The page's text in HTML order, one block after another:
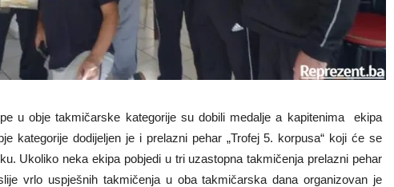
u obje takmičarske kategorije su dobili medalje a kapitenima ekipa
kategorije dodijeljen je i prelazni pehar „Trofej 5. korpusa“ koji će se
Ukoliko neka ekipa pobjedi u tri uzastopna takmičenja prelazni pehar
vrlo uspješnih takmičenja u oba takmičarska dana organizovan je